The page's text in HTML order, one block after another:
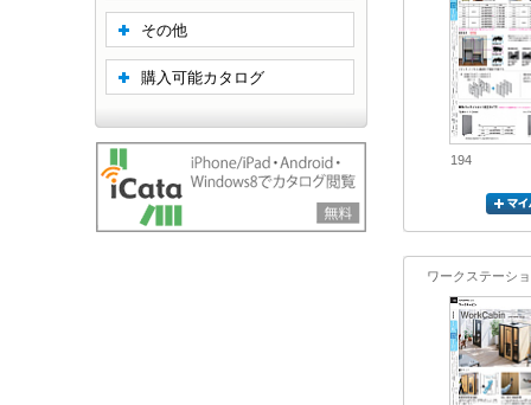
194
ワークステーシ
その他
購入可能カタログ